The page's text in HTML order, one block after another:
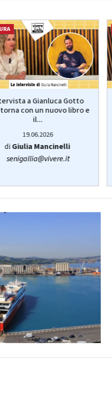
a Gianluca Gotto
con un nuovo libro e
il...
19.06.2026
diGiulia Mancinelli
senigallia@vivere.it